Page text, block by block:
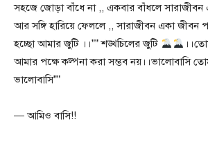
সহজে জোড়া বাঁধে না ,, একবার বাঁধলে সারাজীবন
আর সঙ্গি হারিয়ে ফেললে ,, সারাজীবন একা জীবন
হচ্ছো আমার জুটি ।।”” শঙ্খচিলের জুটি
আমার পক্ষে কল্পনা করা সম্ভব নয়।।ভালোবাসি
ভালোবাসি””
— আমিও বাসি!!